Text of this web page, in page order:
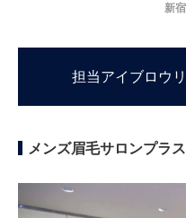
新
担当アイブロウ
メンズ眉毛サロンプラ